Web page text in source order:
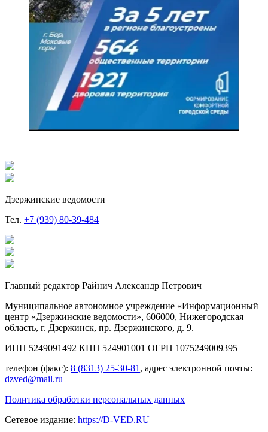
Дзержинские ведомости
Тел. +7 (939) 80-39-484
Главный редактор Райнич Александр Петрович
Муниципальное автономное учреждение «Информационный
центр «Дзержинские ведомости», 606000, Нижегородская
область, г. Дзержинск, пр. Дзержинского, д. 9.
ИНН 5249091492 КПП 524901001 ОГРН 1075249009395
телефон (факс): 8 (8313) 25-30-81 , адрес электронной почты:
dzved@mail.ru
Политика обработки персональных данных
Сетевое издание: https://D-VED.RU